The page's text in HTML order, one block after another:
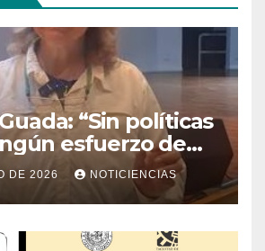
“Sin políticas
esfuerzo de
rendirá frutos”
DE 2026 NOTICIENCIAS